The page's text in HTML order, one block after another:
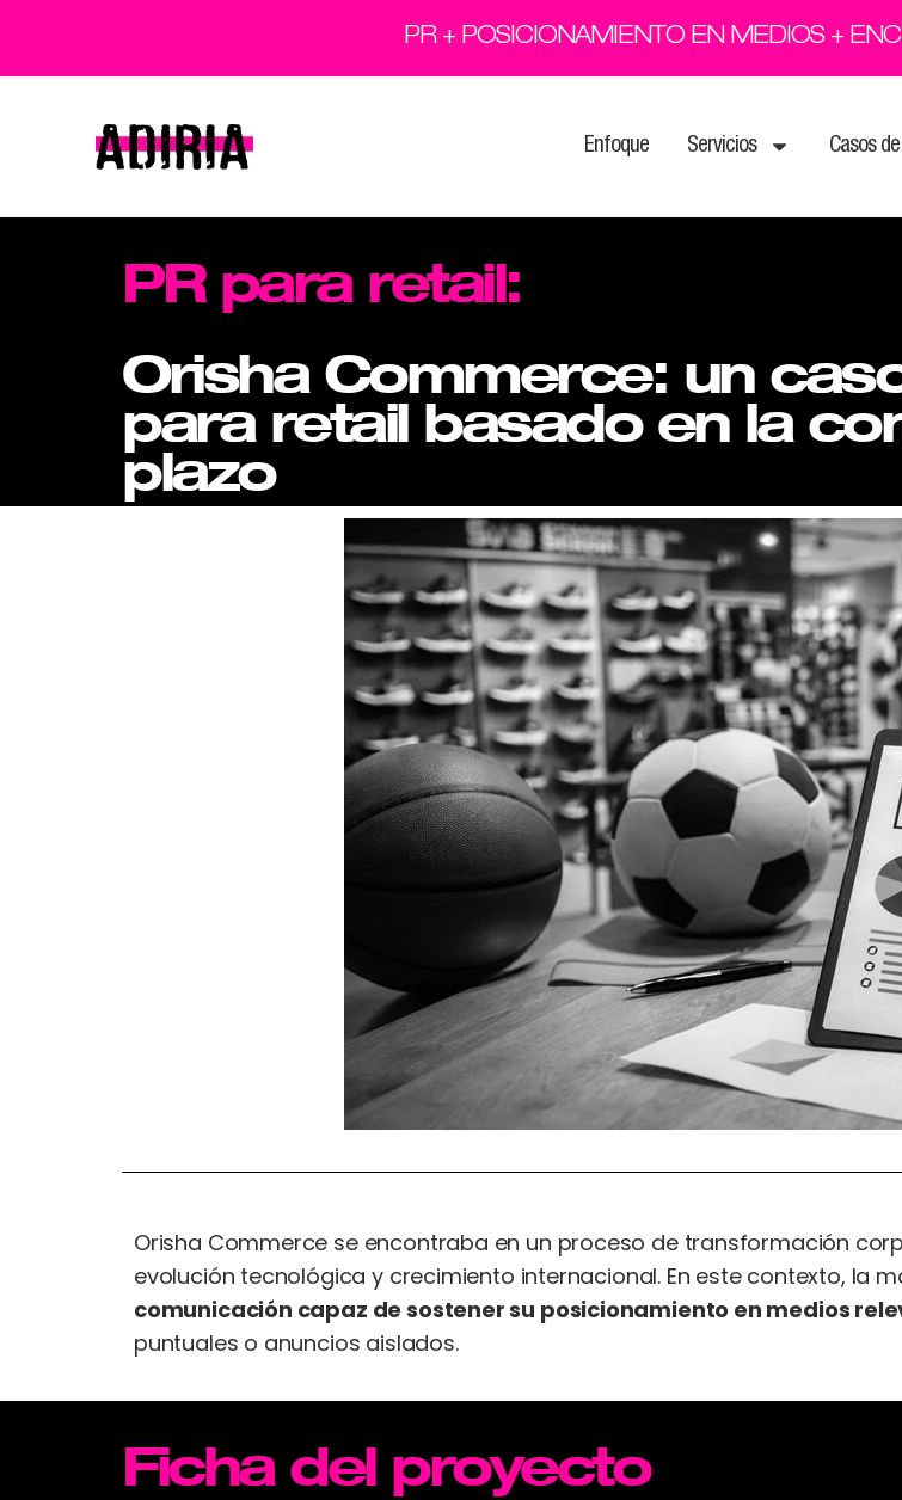
PR + POSICIONAMIENTO EN MEDIOS +
Enfoque Servicios Casos
PR para retail:
Orisha Commerce: un
para retail basado en la
plazo
Orisha Commerce se encontraba en un proceso de transformación
evolución tecnológica y crecimiento internacional. En este contexto, la
comunicación capaz de sostener su posicionamiento en medios
puntuales o anuncios aislados.
Ficha del proyecto